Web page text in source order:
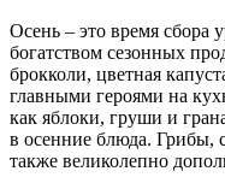
Осень – это время сбора
богатством сезонных
брокколи, цветная
главными героями на
как яблоки, груши и
в осенние блюда. Грибы,
также великолепно